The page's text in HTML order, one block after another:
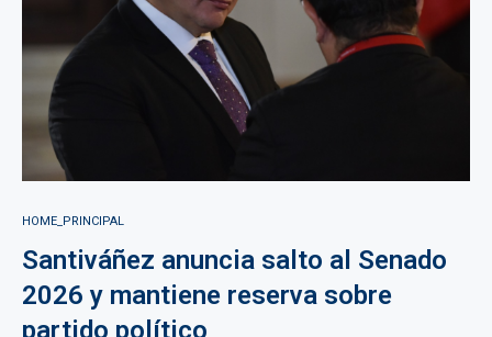
HOME_PRINCIPAL
Santiváñez anuncia salto al Senado
2026 y mantiene reserva sobre
partido político